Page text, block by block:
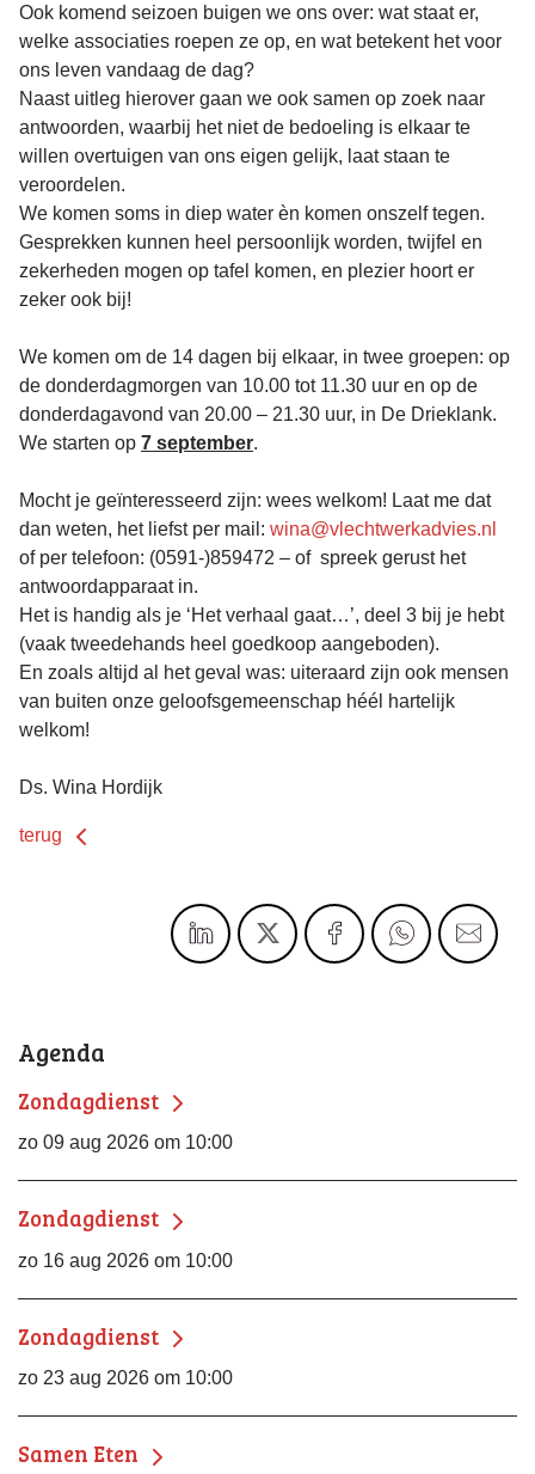
Ook komend seizoen buigen we ons over: wat staat er,
welke associaties roepen ze op, en wat betekent het voor
ons leven vandaag de dag?
Naast uitleg hierover gaan we ook samen op zoek naar
antwoorden, waarbij het niet de bedoeling is elkaar te
willen overtuigen van ons eigen gelijk, laat staan te
veroordelen.
We komen soms in diep water èn komen onszelf tegen.
Gesprekken kunnen heel persoonlijk worden, twijfel en
zekerheden mogen op tafel komen, en plezier hoort er
zeker ook bij!
We komen om de 14 dagen bij elkaar, in twee groepen: op
de donderdagmorgen van 10.00 tot 11.30 uur en op de
donderdagavond van 20.00 – 21.30 uur, in De Drieklank.
We starten op 7 september.
Mocht je geïnteresseerd zijn: wees welkom! Laat me dat
dan weten, het liefst per mail: wina@vlechtwerkadvies.nl
of per telefoon: (0591-)859472 – of spreek gerust het
antwoordapparaat in.
Het is handig als je ‘Het verhaal gaat…’, deel 3 bij je hebt
(vaak tweedehands heel goedkoop aangeboden).
En zoals altijd al het geval was: uiteraard zijn ook mensen
van buiten onze geloofsgemeenschap héél hartelijk
welkom!
Ds. Wina Hordijk
terug
Agenda
Zondagdienst
zo 09 aug 2026 om 10:00
Zondagdienst
zo 16 aug 2026 om 10:00
Zondagdienst
zo 23 aug 2026 om 10:00
Samen Eten